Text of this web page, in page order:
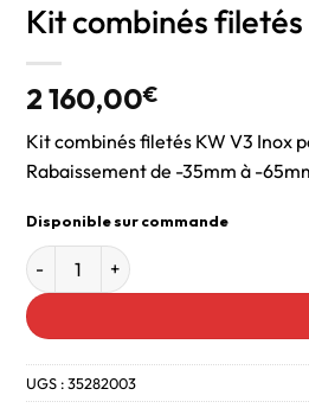
Kit combinés
2 160,00€
Kit combinés filetés KW V3 Inox
Rabaissement de -35mm à -
Disponible sur commande
UGS :35282003